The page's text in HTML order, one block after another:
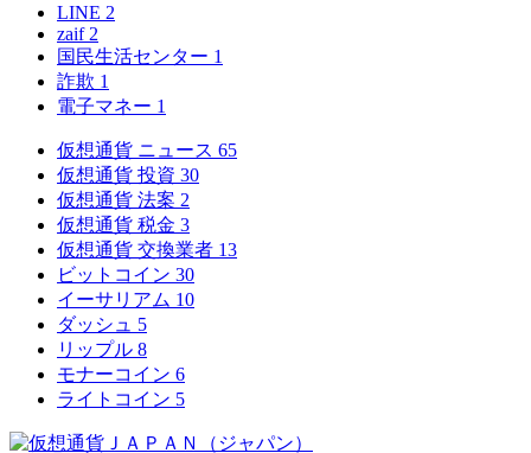
LINE 2
zaif 2
国民生活センター 1
詐欺 1
電子マネー 1
仮想通貨 ニュース 65
仮想通貨 投資 30
仮想通貨 法案 2
仮想通貨 税金 3
仮想通貨 交換業者 13
ビットコイン 30
イーサリアム 10
ダッシュ 5
リップル 8
モナーコイン 6
ライトコイン 5